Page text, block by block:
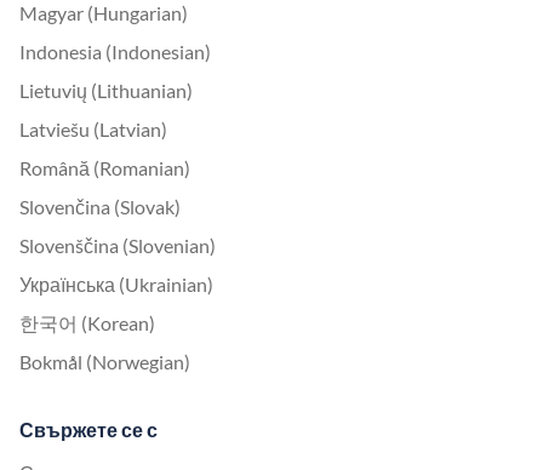
Magyar (Hungarian)
Indonesia (Indonesian)
Lietuvių (Lithuanian)
Latviešu (Latvian)
Română (Romanian)
Slovenčina (Slovak)
Slovenščina (Slovenian)
Українська (Ukrainian)
한국어 (Korean)
Bokmål (Norwegian)
Свържете се с